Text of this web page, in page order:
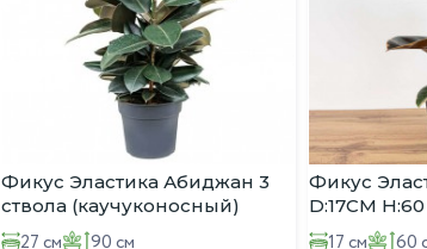
Фикус Эластика Абиджан 3
ствола (каучуконосный)
D:27СМ H:90СМ
27 см 90 см
Фикус
D:17СМ H:60
17 см 60